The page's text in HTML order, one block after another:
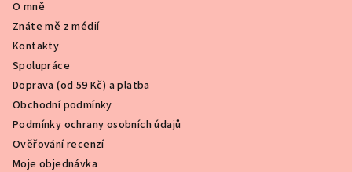
O mně
Znáte mě z médií
Kontakty
Spolupráce
Doprava (od 59 Kč) a platba
Obchodní podmínky
Podmínky ochrany osobních údajů
Ověřování recenzí
Moje objednávka